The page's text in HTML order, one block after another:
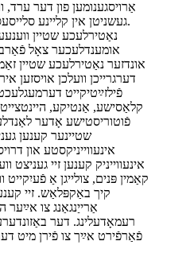
אַרויסגענומען פון דער ערד,
געשניטן אין קליינע סלייסעס צו שאַפֿן ווענעערס.
נאַטירלעכע שטיין
אומענדלעכער צאָל
אונדזער נאַטירלעכע שטיין
דערגרייכן וועלכן אויסזען
פֿילזײַטיקייט
קלאַסישע, אַנטיקע,
פֿוטוריסטישע אָדער
שטיינער קענען
אינעווייניקסטע און
אינעווייניק קענען זיי געניצט
קאַמין פּנים, צולייגן אַ
קיך באַקפּלאַש. זיי
אַרייַנגאַנג צו אײַער
רעמאָדעלינג. דער
פֿאַרפֿירט אײַך צו פֿירן מיט